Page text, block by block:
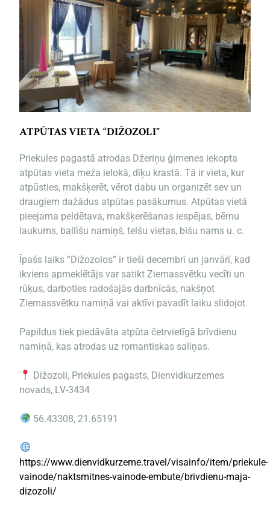
ATPŪTAS VIETA “DIŽOZOLI”
Priekules pagastā atrodas Džeriņu ģimenes iekopta
atpūtas vieta meža ielokā, dīķu krastā. Tā ir vieta, kur
atpūsties, makšķerēt, vērot dabu un organizēt sev un
draugiem dažādus atpūtas pasākumus. Atpūtas vietā
pieejama peldētava, makšķerēšanas iespējas, bērnu
laukums, ballīšu namiņš, telšu vietas, bišu nams u. c.
Īpašs laiks “Dižozolos” ir tieši decembrī un janvārī, kad
ikviens apmeklētājs var satikt Ziemassvētku vecīti un
rūķus, darboties radošajās darbnīcās, nakšņot
Ziemassvētku namiņā vai aktīvi pavadīt laiku slidojot.
Papildus tiek piedāvāta atpūta četrvietīgā brīvdienu
namiņā, kas atrodas uz romantiskas saliņas.
Dižozoli, Priekules pagasts, Dienvidkurzemes
novads, LV-3434
56.43308, 21.65191
https://www.dienvidkurzeme.travel/visainfo/item/priekule-
vainode/naktsmitnes-vainode-embute/brivdienu-maja-
dizozoli/